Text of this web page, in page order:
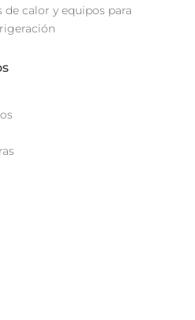
calor y equipos para